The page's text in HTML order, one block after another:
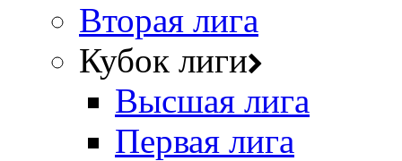
Вторая лига
Кубок лиги
Высшая лига
Первая лига